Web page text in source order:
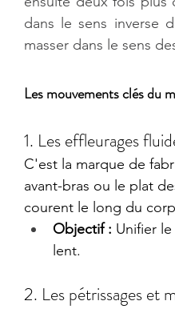
dans le sens inverse
masser dans le sens
Les mouvements clés du
1. Les effleurages
C'est la marque de
avant-bras ou le plat
courent le long du
Objectif : Unifier
lent.
2. Les pétrissages et